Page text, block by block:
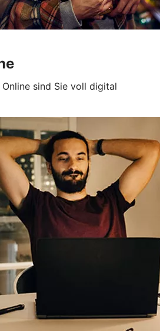
sind Sie voll digital